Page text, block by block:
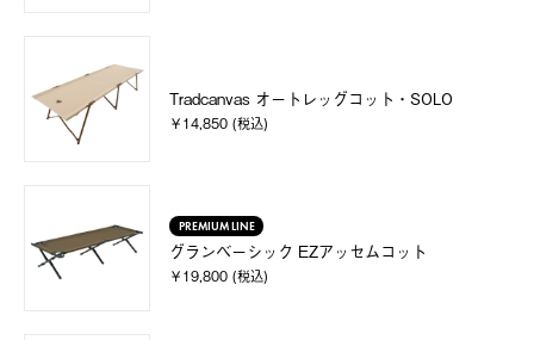
Tradcanvas オートレッグコット・SOLO
￥14,850 (税込)
PREMIUM LINE
グランベーシック EZアッセムコット
￥19,800 (税込)